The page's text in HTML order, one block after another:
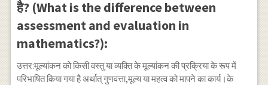
है? (What is the difference between
assessment and evaluation in
mathematics?):
उत्तर:मूल्यांकन को किसी वस्तु या व्यक्ति के मूल्यांकन की प्रक्रिया के रूप में
परिभाषित किया गया है अर्थात् गुणवत्ता,मूल्य या महत्व को मापने का कार्य।के